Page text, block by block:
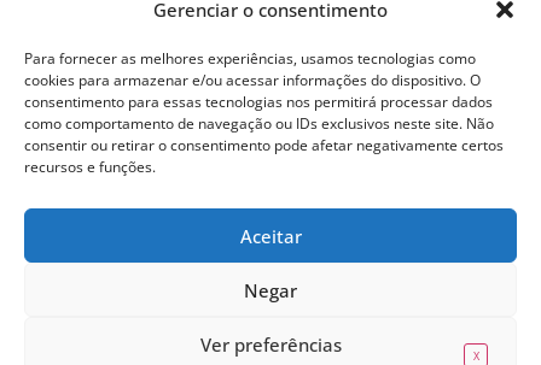
Gerenciar o consentimento
Para fornecer as melhores experiências, usamos tecnologias como
cookies para armazenar e/ou acessar informações do dispositivo. O
consentimento para essas tecnologias nos permitirá processar dados
como comportamento de navegação ou IDs exclusivos neste site. Não
consentir ou retirar o consentimento pode afetar negativamente certos
recursos e funções.
Aceitar
Negar
Ver preferências
portaleufemea@gmail.com
© Copyright 2023 - Todos os direitos reservados. Proibida cópia total ou
parcial sem autorização.
X